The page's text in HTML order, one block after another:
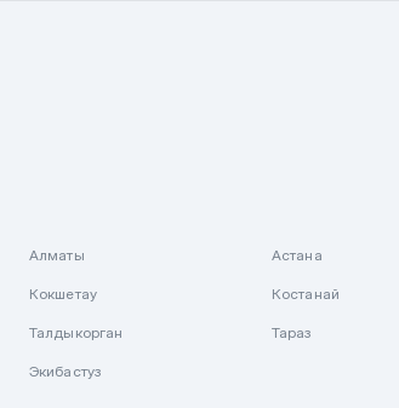
Алматы Астана
Кокшетау Костанай
Талдыкорган Тараз
Экибастуз